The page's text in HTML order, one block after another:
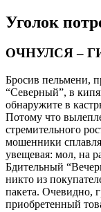
Уголок
ОЧНУЛСЯ –
Бросив пельмени,
“Северный”, в
обнаружите в
Потому что
стремительного
мошенники
увещевая: мол, на
Бдительный
никто из
пакета. Очевидно,
приобретенный